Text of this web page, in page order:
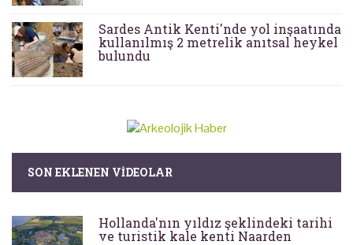
Sardes Antik Kenti'nde yol inşaatında
kullanılmış 2 metrelik anıtsal heykel
bulundu
SON EKLENEN VIDEOLAR
Hollanda'nın yıldız şeklindeki tarihi
ve turistik kale kenti Naarden